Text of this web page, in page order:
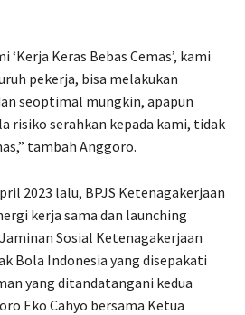
Keras Bebas Cemas’, kami
pekerja, bisa melakukan
seoptimal mungkin, apapun
risiko serahkan kepada kami, tidak
tambah Anggoro.
2023 lalu, BPJS Ketenagakerjaan
kerja sama dan launching
Sosial Ketenagakerjaan
Bola Indonesia yang disepakati
yang ditandatangani kedua
Eko Cahyo bersama Ketua